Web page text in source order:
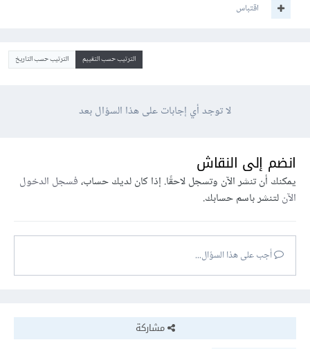
اقتباس
الترتيب حسب التقييم الترتيب حسب التاريخ
لا توجد أي إجابات على هذا السؤال بعد
انضم إلى النقاش
يمكنك أن تنشر الآن وتسجل لاحقًا. إذا كان لديك حساب،فسجل الدخول
الآنلتنشر باسم حسابك.
أجب على هذا السؤال...
مشاركة